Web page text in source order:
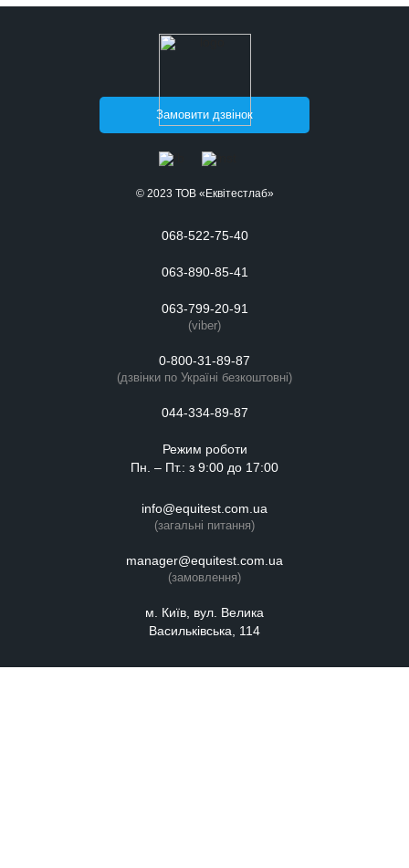
Замовити дзвінок
© 2023 ТОВ «Еквітестлаб»
068-522-75-40
063-890-85-41
063-799-20-91
(viber)
0-800-31-89-87
(дзвінки по Україні безкоштовні)
044-334-89-87
Режим роботи
Пн. – Пт.: з 9:00 до 17:00
info@equitest.com.ua
(загальні питання)
manager@equitest.com.ua
(замовлення)
м. Київ, вул. Велика
Васильківська, 114